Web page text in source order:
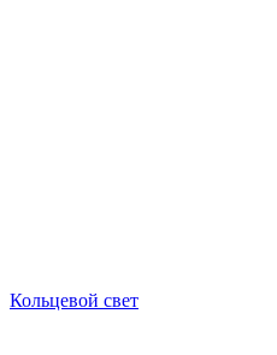
Кольцевой свет